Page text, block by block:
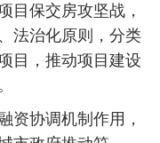
目保交房攻坚战，
法治化原则，分类
目，推动项目建设
资协调机制作用，